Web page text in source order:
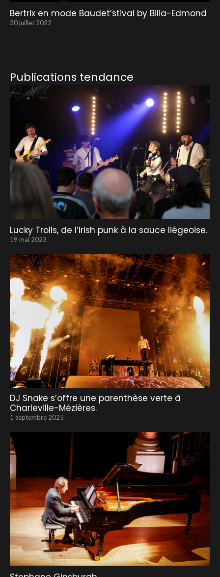
Bertrix en mode Baudet’stival by Bilia-Edmond
30 juillet 2022
Publications tendance
Lucky Trolls, de l’Irish punk à la sauce liégeoise.
19 mai 2023
DJ Snake s’offre une parenthèse verte à
Charleville-Mézières.
1 septembre 2025